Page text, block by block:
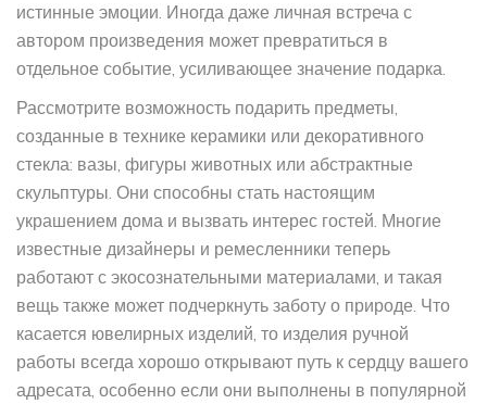
истинные эмоции. Иногда даже личная встреча с
автором произведения может превратиться в
отдельное событие, усиливающее значение подарка.
Рассмотрите возможность подарить предметы,
созданные в технике керамики или декоративного
стекла: вазы, фигуры животных или абстрактные
скульптуры. Они способны стать настоящим
украшением дома и вызвать интерес гостей. Многие
известные дизайнеры и ремесленники теперь
работают с экосознательными материалами, и такая
вещь также может подчеркнуть заботу о природе. Что
касается ювелирных изделий, то изделия ручной
работы всегда хорошо открывают путь к сердцу вашего
адресата, особенно если они выполнены в популярной